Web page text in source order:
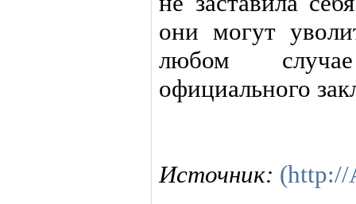
они могут
любом
официального
Источник: